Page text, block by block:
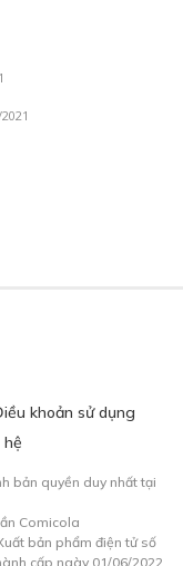
khoản sử dụng
hệ
bản quyền duy nhất tại
Comicola
bản phẩm điện tử số
cấp ngày 01/06/2022